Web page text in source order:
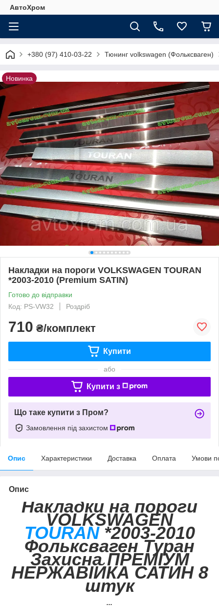
АвтоХром
+380 (97) 410-03-22 Тюнинг volkswagen (Фольксваген)
Новинка
Накладки на пороги VOLKSWAGEN TOURAN
*2003-2010 (Premium SATIN)
Готово до відправки
Код: PS-VW32
Роздріб
710 ₴/комплект
Купити
або
Купити з
Що таке купити з Пром?
Замовлення під захистом
Опис Характеристики Доставка Оплата Умови
Опис
Накладки на пороги
VOLKSWAGEN
TOURAN*2003-2010
Фольксваген Туран
Захисна ПРЕМІУМ
НЕРЖАВІЙКА САТИН 8
штук
...